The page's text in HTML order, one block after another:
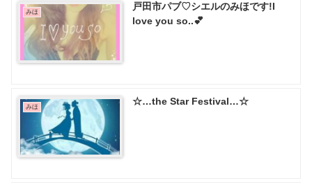
みほ
戸田市パブ♡ シエルのみほです!I
love you so..💕
みほ ☆…the Star Festival…☆